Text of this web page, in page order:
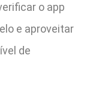
o app
e aproveitar
de